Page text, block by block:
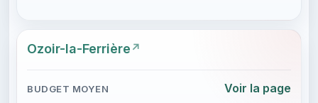
Ozoir-la-Ferrière
Voir la page